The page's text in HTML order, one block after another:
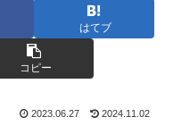
はてブ
コピー
2023.06.27 2024.11.02